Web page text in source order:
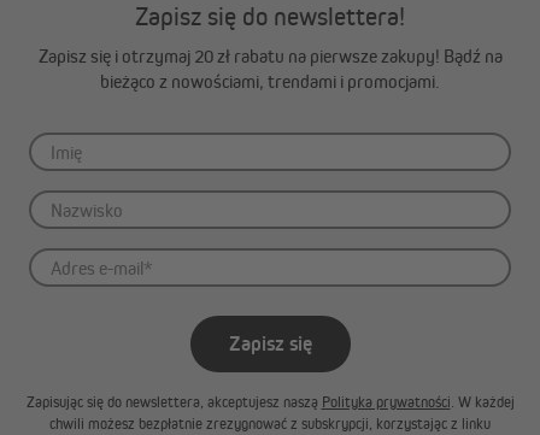
Zapisz się do newslettera!
Zapisz się i otrzymaj 20 zł rabatu na pierwsze zakupy! Bądź na
bieżąco z nowościami, trendami i promocjami.
Zapisz się
Zapisując się do newslettera, akceptujesz naszą Polityka prywatności. W każdej
chwili możesz bezpłatnie zrezygnować z subskrypcji, korzystając z linku